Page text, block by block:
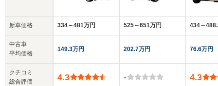
新車価格
中古車
平均価格
クチコミ
総合評価
334～481万円
149.3万円
4.3
525～651万円
202.7万円
-
434～
76.6万円
4.3